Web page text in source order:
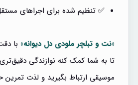
✅ تنظیم شده برای اجراهای
«نت و تبلچر ملودی دل دیوانه» با
تا به شما کمک کنه نوازندگی دقیق‌تری
موسیقی ارتباط بگیرید و لذت تمرین